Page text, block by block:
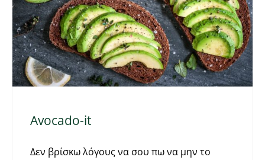
Avocado-it
Δεν βρίσκω λόγους να σου πω να μην το